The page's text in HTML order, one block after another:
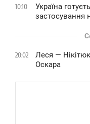
10:10
Україна
застосування
20:02
Леся —
Оскара